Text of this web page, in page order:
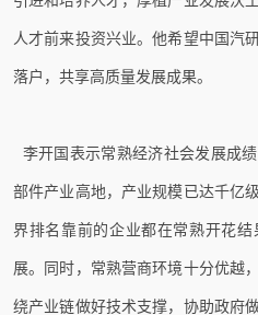
人才前来投资兴业。他希望中国汽
落户，共享高质量发展成果。
李开国表示常熟经济社会发展成
部件产业高地，产业规模已达千亿
界排名靠前的企业都在常熟开花
展。同时，常熟营商环境十分优越
绕产业链做好技术支撑，协助政府